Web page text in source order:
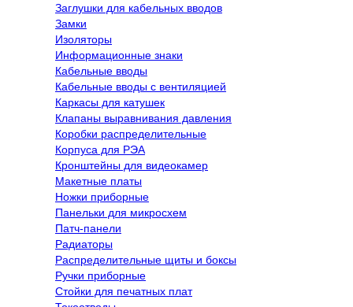
Заглушки для кабельных вводов
Замки
Изоляторы
Информационные знаки
Кабельные вводы
Кабельные вводы с вентиляцией
Каркасы для катушек
Клапаны выравнивания давления
Коробки распределительные
Корпуса для РЭА
Кронштейны для видеокамер
Макетные платы
Ножки приборные
Панельки для микросхем
Патч-панели
Радиаторы
Распределительные щиты и боксы
Ручки приборные
Стойки для печатных плат